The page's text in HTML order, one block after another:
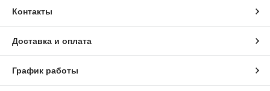
Контакты
Доставка и оплата
График работы